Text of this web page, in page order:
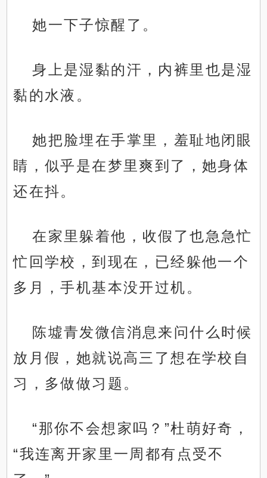
她一下子惊醒了。
身上是湿黏的汗，内裤里也是湿
黏的水液。
她把脸埋在手掌里，羞耻地闭眼
睛，似乎是在梦里爽到了，她身体
还在抖。
在家里躲着他，收假了也急急忙
忙回学校，到现在，已经躲他一个
多月，手机基本没开过机。
陈墟青发微信消息来问什么时候
放月假，她就说高三了想在学校自
习，多做做习题。
“那你不会想家吗？”杜萌好奇，
“我连离开家里一周都有点受不